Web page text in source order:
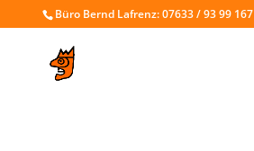
Büro Bernd Lafrenz: 07633 / 93 99 167